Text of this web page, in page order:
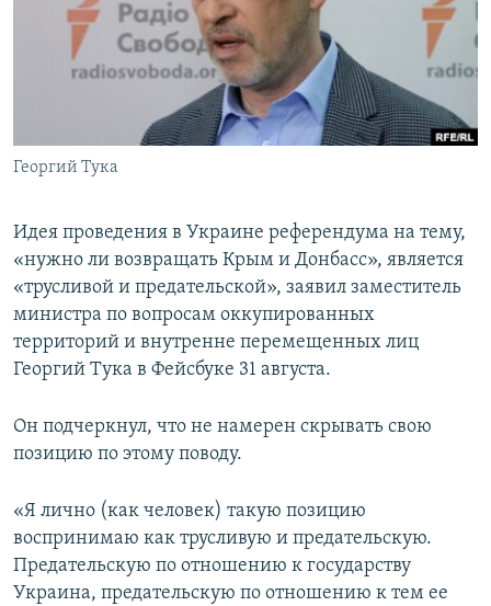
ПОБЕДИТЕЛЕЙ НЕ СУДЯТ?
КРЫМ.НЕПОКОРЕННЫЙ
УКРАИНСКАЯ ПРОБЛЕМА КРЫМА
ПРИСОЕДИНЯЙТЕСЬ!
Все сайты RFE/RL
Георгий Тука
Идея проведения в Украине референдума на тему,
«нужно ли возвращать Крым и Донбасс», является
«трусливой и предательской», заявил заместитель
министра по вопросам оккупированных
территорий и внутренне перемещенных лиц
Георгий Тука в Фейсбуке 31 августа.
Он подчеркнул, что не намерен скрывать свою
позицию по этому поводу.
«Я лично (как человек) такую позицию
воспринимаю как трусливую и предательскую.
Предательскую по отношению к государству
Украина, предательскую по отношению к тем ее